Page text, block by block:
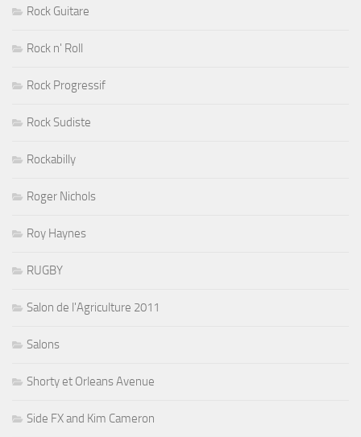
Rock Guitare
Rock n' Roll
Rock Progressif
Rock Sudiste
Rockabilly
Roger Nichols
Roy Haynes
RUGBY
Salon de l'Agriculture 2011
Salons
Shorty et Orleans Avenue
Side FX and Kim Cameron